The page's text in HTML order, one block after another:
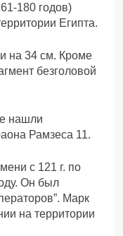
180 годов)
Египта.
на 34 см. Кроме
безголовой
нашли
Рамзеса 11.
с 121 г. по
Он был
Марк
на территории